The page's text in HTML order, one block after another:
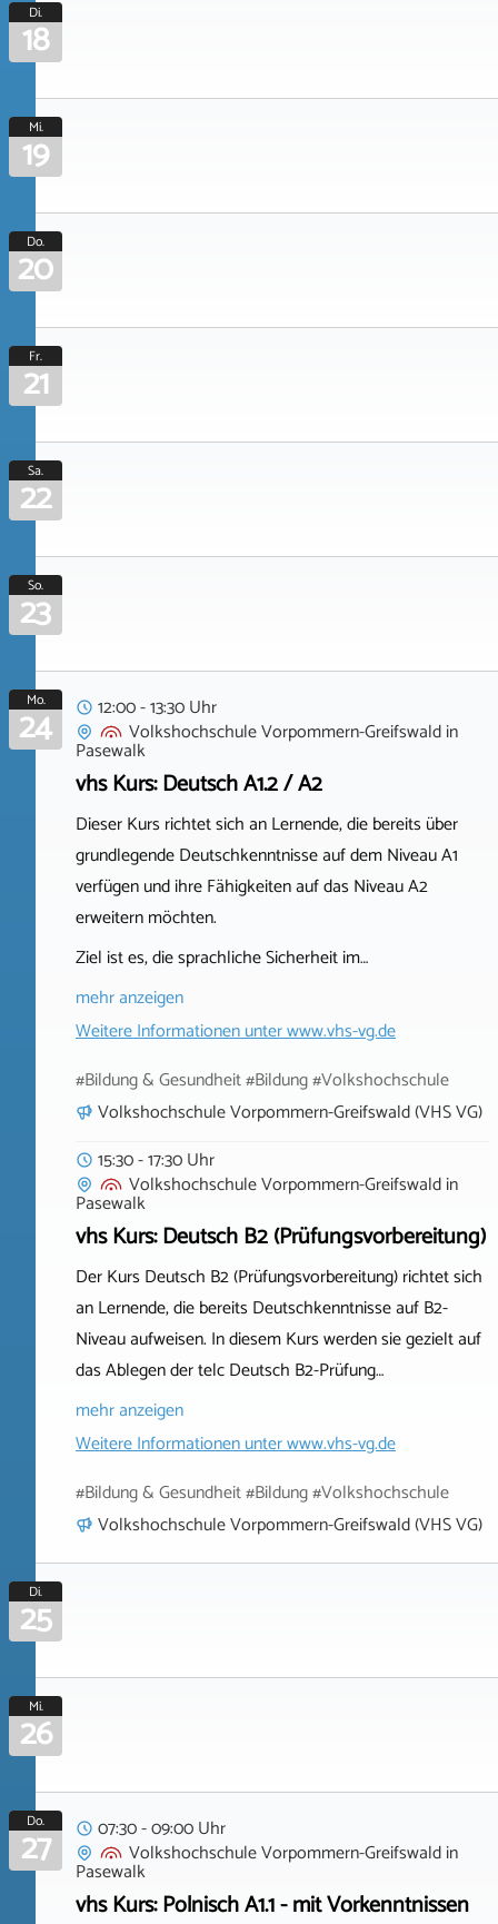
Di.
18
Mi.
19
Do.
20
Fr.
21
Sa.
22
So.
23
Mo.
24
12:00 - 13:30 Uhr
Volkshochschule Vorpommern-Greifswaldin
Pasewalk
vhs Kurs: Deutsch A1.2 / A2
Dieser Kurs richtet sich an Lernende, die bereits über
grundlegende Deutschkenntnisse auf dem Niveau A1
verfügen und ihre Fähigkeiten auf das Niveau A2
erweitern möchten.
Ziel ist es, die sprachliche Sicherheit im…
mehr anzeigen
Weitere Informationen unterwww.vhs-vg.de
#Bildung & Gesundheit #Bildung #Volkshochschule
Volkshochschule Vorpommern-Greifswald (VHS VG)
15:30 - 17:30 Uhr
Volkshochschule Vorpommern-Greifswaldin
Pasewalk
vhs Kurs: Deutsch B2 (Prüfungsvorbereitung)
Der Kurs Deutsch B2 (Prüfungsvorbereitung) richtet sich
an Lernende, die bereits Deutschkenntnisse auf B2-
Niveau aufweisen. In diesem Kurs werden sie gezielt auf
das Ablegen der telc Deutsch B2-Prüfung…
mehr anzeigen
Weitere Informationen unterwww.vhs-vg.de
#Bildung & Gesundheit #Bildung #Volkshochschule
Volkshochschule Vorpommern-Greifswald (VHS VG)
Di.
25
Mi.
26
Do.
27
07:30 - 09:00 Uhr
Volkshochschule Vorpommern-Greifswaldin
Pasewalk
vhs Kurs: Polnisch A1.1 - mit Vorkenntnissen